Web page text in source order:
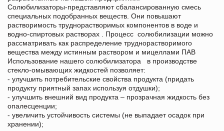
Солюбилизаторы-представляют сбалансированную смесь
специальных подобранных веществ. Они повышают
растворимость труднорастворимых компонентов в воде и
водно-спиртовых растворах . Процесс солюбилизации можно
рассматривать как распределение труднорастворимого
вещества между истинным раствором и мицеллами ПАВ
Использование нашего солюбилизатора в производстве
стекло-омывающих жидкостей позволяет:
- улучшить потребительские свойства продукта (придать
продукту приятный запах используя отдушки);
- улучшить внешний вид продукта – прозрачная жидкость без
опалесценции;
- увеличить устойчивость системы (не выпадает осадок при
хранении);